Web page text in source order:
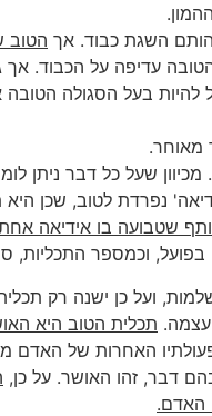
השגת כבוד. אך הטוב
עדיפה על הכבוד. אך
להיות בעל הסגולה
מאוחר.
. מכיוון שעל כל דבר ניתן
נפרדת לטוב, שכן
שטבועה בו אידיאה אחת
וכמספר התכליות,
ועל כן ישנה רק
תכלית הטוב היא
האחרות של האדם
דבר, זהו האושר. על כן,
האדם.